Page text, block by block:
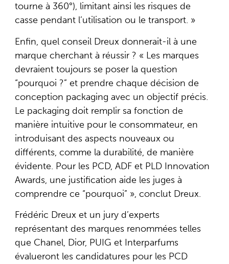
tourne à 360°), limitant ainsi les risques de
casse pendant l’utilisation ou le transport. »
Enfin, quel conseil Dreux donnerait-il à une
marque cherchant à réussir ? « Les marques
devraient toujours se poser la question
“pourquoi ?” et prendre chaque décision de
conception packaging avec un objectif précis.
Le packaging doit remplir sa fonction de
manière intuitive pour le consommateur, en
introduisant des aspects nouveaux ou
différents, comme la durabilité, de manière
évidente. Pour les PCD, ADF et PLD Innovation
Awards, une justification aide les juges à
comprendre ce “pourquoi” », conclut Dreux.
Frédéric Dreux et un jury d’experts
représentant des marques renommées telles
que Chanel, Dior, PUIG et Interparfums
évalueront les candidatures pour les PCD